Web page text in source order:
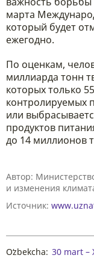
марта
который будет
ежегодно.
По оценкам,
миллиарда тонн
которых только
контролируемых
или
продуктов
до 14 миллионов
Автор:
и изменения
Источник:
Oʻzbekcha: 30 mart –